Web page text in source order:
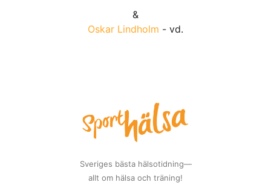
&
Oskar Lindholm - vd.
Sveriges bästa hälsotidning—
allt om hälsa och träning!